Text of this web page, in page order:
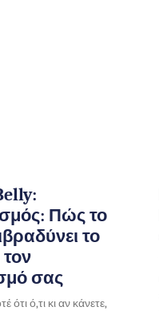
Πώς το
το
σας
ότι ό,τι κι αν κάνετε,